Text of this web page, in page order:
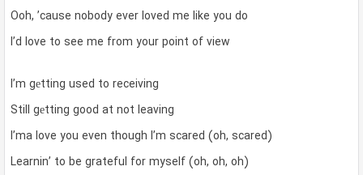
Ooh, ’cause nobody ever loved me like you do
I’d love to see me from your point of view
I’m gеtting used to receiving
Still gеtting good at not leaving
I’ma love you even though I’m scared (oh, scared)
Learnin’ to be grateful for myself (oh, oh, oh)